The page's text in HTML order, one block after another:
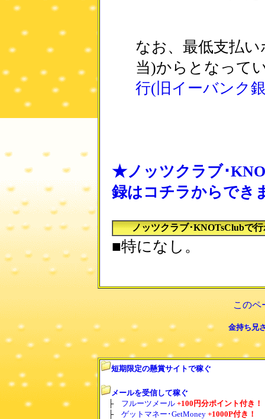
なお、最低支払い
当)からとなって
行(旧イーバンク
★ノッツクラブ･
録はコチラからでき
ノッツクラブ･KNOTsClubで
■特になし。
このペ
金持ち兄
短期限定の懸賞サイトで稼ぐ
メールを受信して稼ぐ
├ フルーツメール +100円分ポイント付き！
├ ゲットマネー･GetMoney +1000P付き！